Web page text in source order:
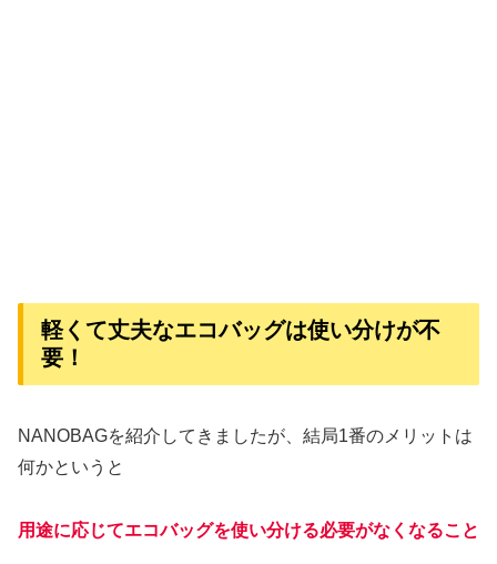
軽くて丈夫なエコバッグは使い分けが不
要！
NANOBAGを紹介してきましたが、結局1番のメリットは
何かというと
用途に応じてエコバッグを使い分ける必要がなくなること